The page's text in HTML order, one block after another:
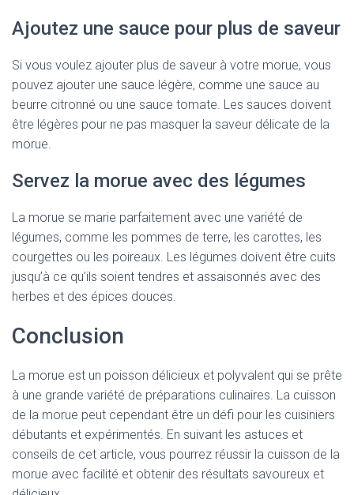
Ajoutez une sauce pour plus de saveur
Si vous voulez ajouter plus de saveur à votre morue, vous
pouvez ajouter une sauce légère, comme une sauce au
beurre citronné ou une sauce tomate. Les sauces doivent
être légères pour ne pas masquer la saveur délicate de la
morue.
Servez la morue avec des légumes
La morue se marie parfaitement avec une variété de
légumes, comme les pommes de terre, les carottes, les
courgettes ou les poireaux. Les légumes doivent être cuits
jusqu’à ce qu’ils soient tendres et assaisonnés avec des
herbes et des épices douces.
Conclusion
La morue est un poisson délicieux et polyvalent qui se prête
à une grande variété de préparations culinaires. La cuisson
de la morue peut cependant être un défi pour les cuisiniers
débutants et expérimentés. En suivant les astuces et
conseils de cet article, vous pourrez réussir la cuisson de la
morue avec facilité et obtenir des résultats savoureux et